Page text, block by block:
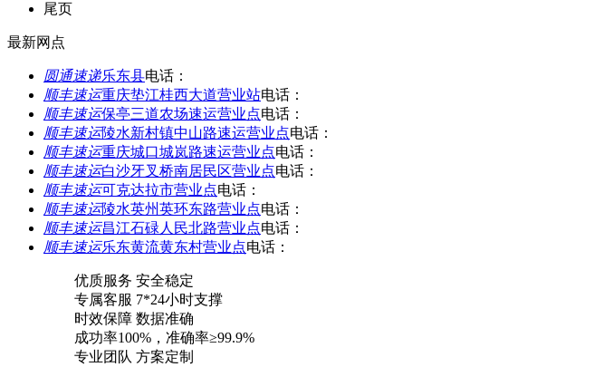
尾页
最新网点
圆通速递乐东县电话：
顺丰速运重庆垫江桂西大道营业站电话：
顺丰速运保亭三道农场速运营业点电话：
顺丰速运陵水新村镇中山路速运营业点电话：
顺丰速运重庆城口城岚路速运营业点电话：
顺丰速运白沙牙叉桥南居民区营业点电话：
顺丰速运可克达拉市营业点电话：
顺丰速运陵水英州英环东路营业点电话：
顺丰速运昌江石碌人民北路营业点电话：
顺丰速运乐东黄流黄东村营业点电话：
优质服务 安全稳定
专属客服 7*24小时支撑
时效保障 数据准确
成功率100%，准确率≥99.9%
专业团队 方案定制